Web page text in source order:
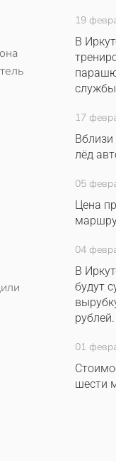
19
В
службы
17
лёд
05
Цена
04
В
будут
рублей.
01
шести